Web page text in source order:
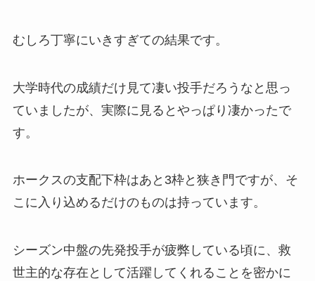
むしろ丁寧にいきすぎての結果です。
大学時代の成績だけ見て凄い投手だろうなと思っ
ていましたが、実際に見るとやっぱり凄かったで
す。
ホークスの支配下枠はあと3枠と狭き門ですが、そ
こに入り込めるだけのものは持っています。
シーズン中盤の先発投手が疲弊している頃に、救
世主的な存在として活躍してくれることを密かに